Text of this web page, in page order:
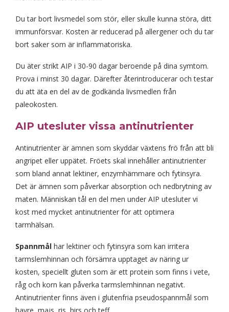
Du tar bort livsmedel som stör, eller skulle kunna störa, ditt
immunförsvar. Kosten är reducerad på allergener och du tar
bort saker som är inflammatoriska.
Du äter strikt AIP i 30-90 dagar beroende på dina symtom.
Prova i minst 30 dagar. Därefter återintroducerar och testar
du att äta en del av de godkända livsmedlen från
paleokosten.
AIP utesluter vissa antinutrienter
Antinutrienter är ämnen som skyddar växtens frö från att bli
angripet eller uppätet. Fröets skal innehåller antinutrienter
som bland annat lektiner, enzymhämmare och fytinsyra.
Det är ämnen som påverkar absorption och nedbrytning av
maten. Människan tål en del men under AIP utesluter vi
kost med mycket antinutrienter för att optimera
tarmhälsan.
Spannmål har lektiner och fytinsyra som kan irritera
tarmslemhinnan och försämra upptaget av näring ur
kosten, speciellt gluten som är ett protein som finns i vete,
råg och korn kan påverka tarmslemhinnan negativt.
Antinutrienter finns även i glutenfria pseudospannmål som